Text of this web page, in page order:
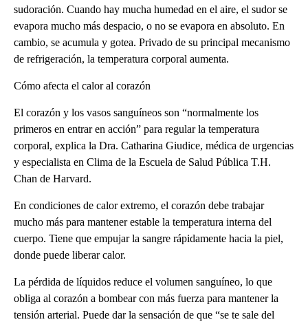
sudoración. Cuando hay mucha humedad en el aire, el sudor se
evapora mucho más despacio, o no se evapora en absoluto. En
cambio, se acumula y gotea. Privado de su principal mecanismo
de refrigeración, la temperatura corporal aumenta.
Cómo afecta el calor al corazón
El corazón y los vasos sanguíneos son “normalmente los
primeros en entrar en acción” para regular la temperatura
corporal, explica la Dra. Catharina Giudice, médica de urgencias
y especialista en Clima de la Escuela de Salud Pública T.H.
Chan de Harvard.
En condiciones de calor extremo, el corazón debe trabajar
mucho más para mantener estable la temperatura interna del
cuerpo. Tiene que empujar la sangre rápidamente hacia la piel,
donde puede liberar calor.
La pérdida de líquidos reduce el volumen sanguíneo, lo que
obliga al corazón a bombear con más fuerza para mantener la
tensión arterial. Puede dar la sensación de que “se te sale del